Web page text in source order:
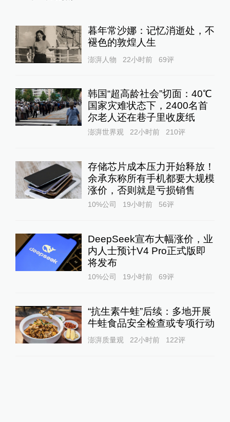
暮年常沙娜：记忆消逝处，不
褪色的敦煌人生
澎湃人物 22小时前 69评
韩国“超高龄社会”切面：40℃
国家灾难状态下，2400名首
尔老人还在巷子里收废纸
澎湃世界观 22小时前 210评
存储芯片成本压力开始释放！
余承东称所有手机都要大规模
涨价，否则就是亏损销售
10%公司 19小时前 56评
DeepSeek宣布大幅涨价，业
内人士预计V4 Pro正式版即
将发布
10%公司 19小时前 69评
“抗生素牛蛙”后续：多地开展
牛蛙食品安全检查或专项行动
澎湃质量观 22小时前 122评